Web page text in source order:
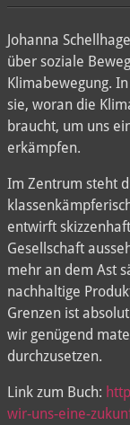
Johanna
über soziale
Klimabewegung.
sie, woran die
braucht, um uns
erkämpfen.
Im Zentrum steht
entwirft
Gesellschaft
mehr an dem Ast
nachhaltige
Grenzen ist
wir genügend
durchzusetzen.
Link zum Buch:
wir-uns-eine-